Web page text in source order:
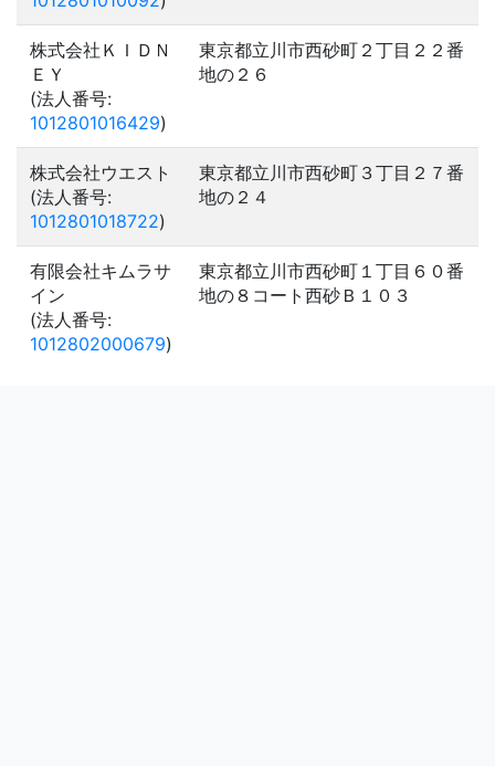
株式会社ＫＩＤＮ
ＥＹ
(法人番号:
1012801016429)
東京都立川市西砂町２丁目２２番
地の２６
株式会社ウエスト
(法人番号:
1012801018722)
東京都立川市西砂町３丁目２７番
地の２４
有限会社キムラサ
イン
(法人番号:
1012802000679)
東京都立川市西砂町１丁目６０番
地の８コート西砂Ｂ１０３